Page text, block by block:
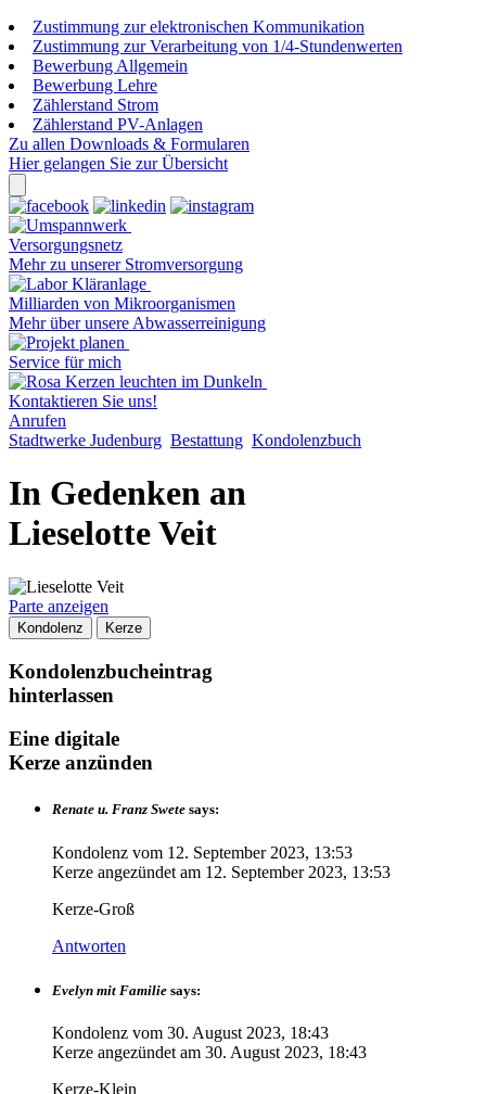
Zustimmung zur elektronischen Kommunikation
Zustimmung zur Verarbeitung von 1/4-Stundenwerten
Bewerbung Allgemein
Bewerbung Lehre
Zählerstand Strom
Zählerstand PV-Anlagen
Zu allen Downloads & Formularen
Hier gelangen Sie zur Übersicht
Versorgungsnetz
Mehr zu unserer Stromversorgung
Milliarden von Mikroorganismen
Mehr über unsere Abwasserreinigung
Service für mich
Kontaktieren Sie uns!
Anrufen
Stadtwerke Judenburg Bestattung Kondolenzbuch
In Gedenken an
Lieselotte Veit
Parte anzeigen
Kondolenz Kerze
Kondolenzbucheintrag
hinterlassen
Eine digitale
Kerze anzünden
Renate u. Franz Swete says:
Kondolenz vom 12. September 2023, 13:53
Kerze angezündet am 12. September 2023, 13:53
Kerze-Groß
Antworten
Evelyn mit Familie says:
Kondolenz vom 30. August 2023, 18:43
Kerze angezündet am 30. August 2023, 18:43
Kerze-Klein